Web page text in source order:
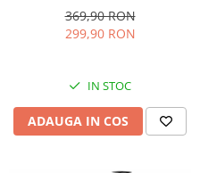
Accesorii, 10 Viteze + Pulse,
Negru
369,90 RON
299,90 RON
IN STOC
ADAUGA IN COS